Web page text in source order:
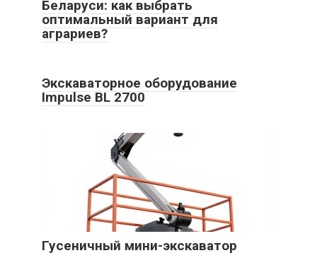
Беларуси: как выбрать
оптимальный вариант для
аграриев?
Экскаваторное оборудование
Impulse BL 2700
Гусеничный мини-экскаватор